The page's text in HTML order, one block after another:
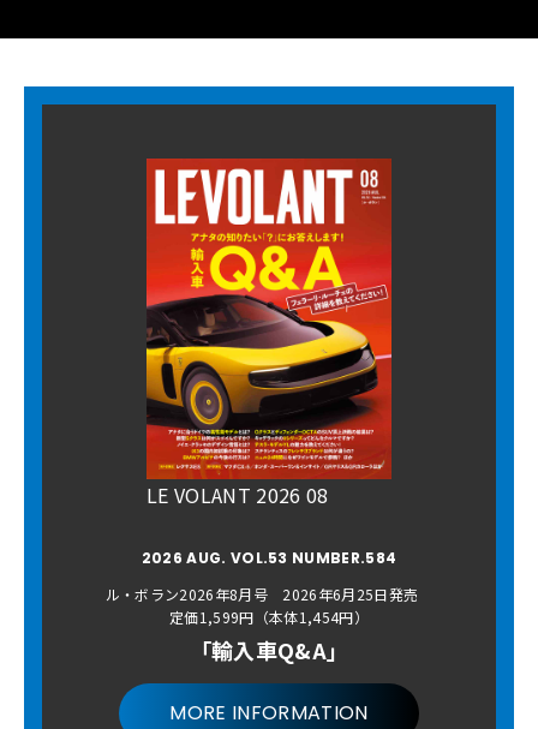
LE VOLANT 2026 08
2026 AUG. VOL.53 NUMBER.584
ル・ボラン2026年8月号 2026年6月25日発売
定価1,599円（本体1,454円）
「輸入車Q&A」
MORE INFORMATION